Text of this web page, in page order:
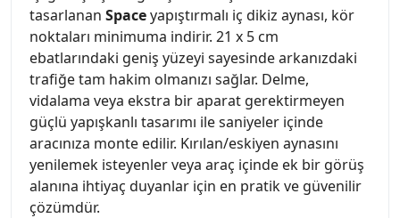
tasarlanan Spaceyapıştırmalı iç dikiz aynası, kör
noktaları minimuma indirir. 21 x 5 cm
ebatlarındaki geniş yüzeyi sayesinde arkanızdaki
trafiğe tam hakim olmanızı sağlar. Delme,
vidalama veya ekstra bir aparat gerektirmeyen
güçlü yapışkanlı tasarımı ile saniyeler içinde
aracınıza monte edilir. Kırılan/eskiyen aynasını
yenilemek isteyenler veya araç içinde ek bir görüş
alanına ihtiyaç duyanlar için en pratik ve güvenilir
çözümdür.